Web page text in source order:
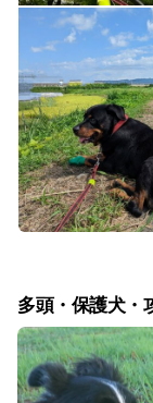
多頭・保護犬・